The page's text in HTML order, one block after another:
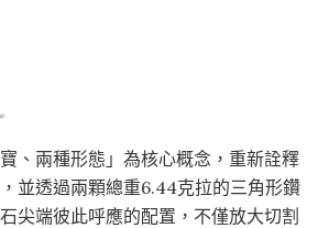
、兩種形態」為核心概念，重新詮釋
並透過兩顆總重6.44克拉的三角形鑽
尖端彼此呼應的配置，不僅放大切割